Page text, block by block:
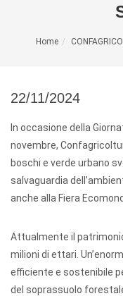
Home
22/11/2024
In occasione della
novembre,
boschi e verde urbano
salvaguardia
anche alla Fiera
Attualmente il
milioni di ettari.
efficiente e sostenibile
del soprassuolo